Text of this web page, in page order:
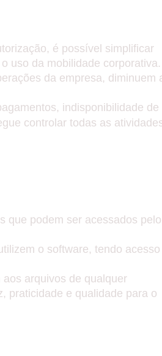
é possível simplificar
uso da mobilidade corporativa.
da empresa, diminuem
indisponibilidade de
controlar todas as
que podem ser acessados pelo
o software, tendo acesso
arquivos de qualquer
praticidade e qualidade para o